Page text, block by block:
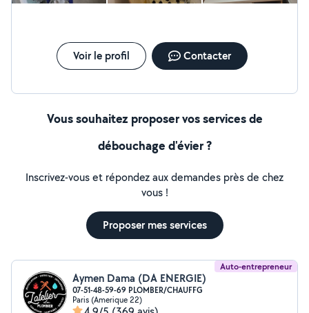
Voir le profil Contacter
Vous souhaitez proposer vos services de
débouchage d'évier ?
Inscrivez-vous et répondez aux demandes près de chez
vous !
Proposer mes services
Auto-entrepreneur
Aymen Dama (DA ENERGIE)
07-51-48-59-69 PLOMBER/CHAUFFG
Paris (Amerique 22)